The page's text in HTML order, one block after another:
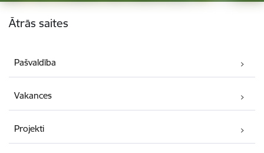
Kājene
Ātrās saites
Pašvaldība
Vakances
Projekti